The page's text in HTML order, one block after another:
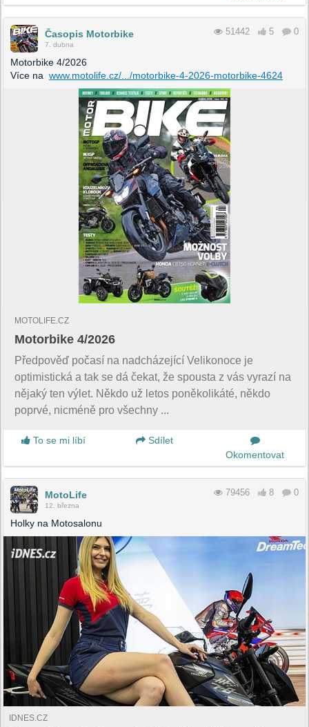
Časopis Motorbike
7. dubna
51442 5 0
Motorbike 4/2026
Více na www.motolife.cz/.../motorbike-4-2026-motorbike-4624
MOTOLIFE.CZ
Motorbike 4/2026
Předpověď počasí na nadcházející Velikonoce je
optimistická a tak se dá čekat, že spousta z vás vyrazí na
nějaký ten výlet. Někdo už letos poněkolikáté, někdo
poprvé, nicméně pro všechny ...
To se mi líbí
Sdílet
Okomentovat
MotoLife
12. března
79456 8 0
Holky na Motosalonu
IDNES.CZ